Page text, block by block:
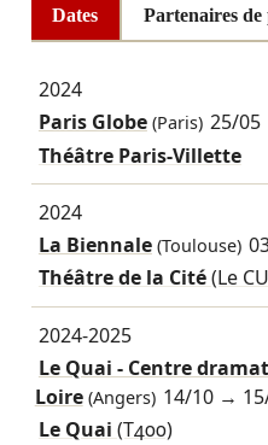
Dates Partenaires
2024
Paris Globe(Paris) 25/05
Théâtre Paris-Villette
2024
La Biennale(Toulouse)
Théâtre de la Cité(Le
2024-2025
Le Quai - Centre
Loire(Angers) 14/10 →
Le Quai (T400)